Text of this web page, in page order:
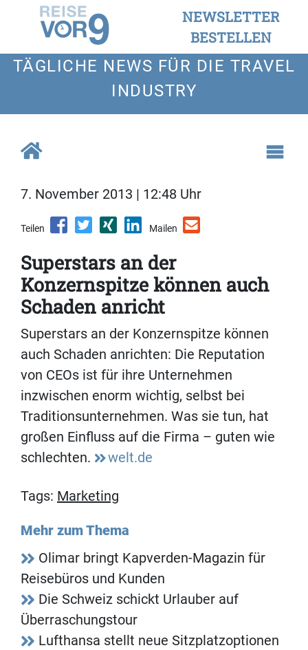
NEWSLETTER
BESTELLEN
TÄGLICHE NEWS FÜR DIE TRAVEL
INDUSTRY
7. November 2013 | 12:48 Uhr
Teilen Mailen
Superstars an der
Konzernspitze können auch
Schaden anricht
Superstars an der Konzernspitze können
auch Schaden anrichten: Die Reputation
von CEOs ist für ihre Unternehmen
inzwischen enorm wichtig, selbst bei
Traditionsunternehmen. Was sie tun, hat
großen Einfluss auf die Firma – guten wie
schlechten.
welt.de
Tags: Marketing
Mehr zum Thema
Olimar bringt Kapverden-Magazin für
Reisebüros und Kunden
Die Schweiz schickt Urlauber auf
Überraschungstour
Lufthansa stellt neue Sitzplatzoptionen